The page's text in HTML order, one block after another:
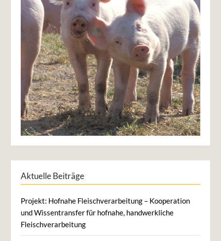
Aktuelle Beiträge
Projekt: Hofnahe Fleischverarbeitung – Kooperation
und Wissentransfer für hofnahe, handwerkliche
Fleischverarbeitung